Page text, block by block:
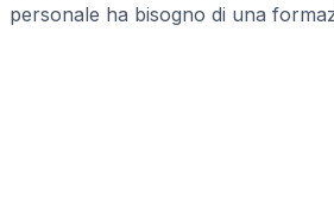
personale ha bisogno di una